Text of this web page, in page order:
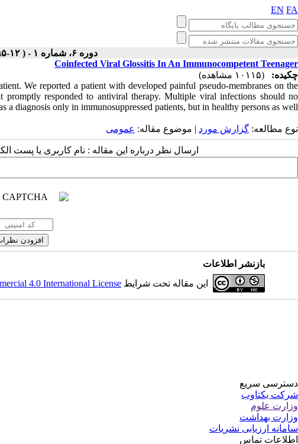
EN FA
دوره ۶، شماره ۱ - ( ۱۲-۱۳۹۵ )
Coinfected Viral Glossitis In An Immunocompetent Teenager
چکیده:
(۱۰۱۱۵ مشاهده)
We reported a patient with developed painful pseudo-membranes on the
responded to antiviral therapy. Multiple viral infections should no
a diagnosis only in immunosuppressed patients, but in healthy persons as well.
نوع مطالعه: گزارش مورد | موضوع مقاله: عمومى
ارسال نظر درباره این مقاله : نام کاربری یا پست
بازنشر اطلاعات
این مقاله تحت شرایط 4.0 International License
دسترسی سریع
شرکت یکتاوب
وزارت علوم
وزارت بهداشت
سامانه ارزیابی نشریات
اطلاعات تماس